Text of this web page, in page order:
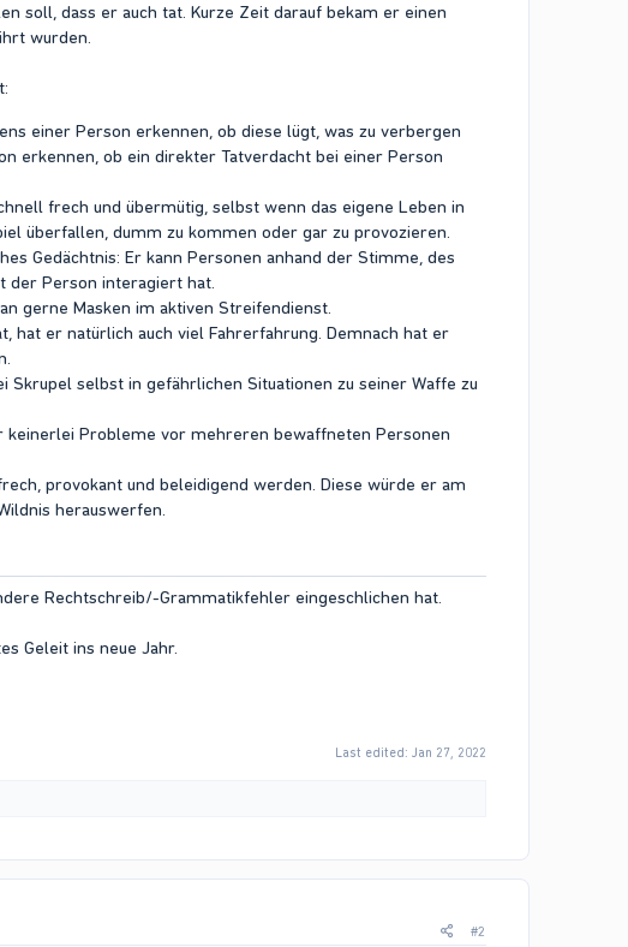
soll, dass er auch tat. Kurze Zeit darauf bekam er einen
wurden.
einer Person erkennen, ob diese lügt, was zu verbergen
erkennen, ob ein direkter Tatverdacht bei einer Person
frech und übermütig, selbst wenn das eigene Leben in
überfallen, dumm zu kommen oder gar zu provozieren.
Gedächtnis: Er kann Personen anhand der Stimme, des
der Person interagiert hat.
gerne Masken im aktiven Streifendienst.
hat er natürlich auch viel Fahrerfahrung. Demnach hat er
selbst in gefährlichen Situationen zu seiner Waffe zu
keinerlei Probleme vor mehreren bewaffneten Personen
provokant und beleidigend werden. Diese würde er am
herauswerfen.
Rechtschreib/-Grammatikfehler eingeschlichen hat.
Geleit ins neue Jahr.
Last edited: Jan 27, 2022
#2